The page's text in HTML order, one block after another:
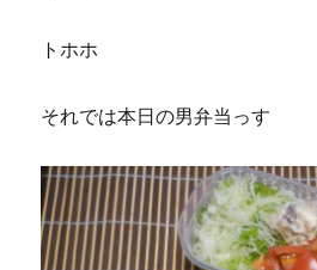
トホホ
それでは本日の男弁当っす